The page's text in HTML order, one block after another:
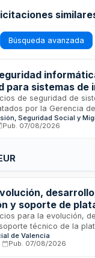
Búsqueda avanzada
para sistemas de
Informática de
de seguridad de
por la Gerencia
objeto incluye la
especializados en
gestión de
de los
de evaluación y
apoyo y consultoría
Seguridad Social y
Pub. 07/08/2026
y soporte de
inteligente y
de Valencia
para la evolución,
técnico de la
dirigida a impulsar la
innovadora del sector
de Valencia
Pub. 07/08/2026